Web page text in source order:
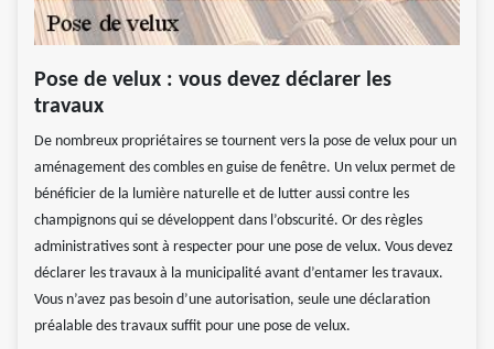
Pose de velux : vous devez déclarer les
travaux
De nombreux propriétaires se tournent vers la pose de velux pour un
aménagement des combles en guise de fenêtre. Un velux permet de
bénéficier de la lumière naturelle et de lutter aussi contre les
champignons qui se développent dans l’obscurité. Or des règles
administratives sont à respecter pour une pose de velux. Vous devez
déclarer les travaux à la municipalité avant d’entamer les travaux.
Vous n’avez pas besoin d’une autorisation, seule une déclaration
préalable des travaux suffit pour une pose de velux.